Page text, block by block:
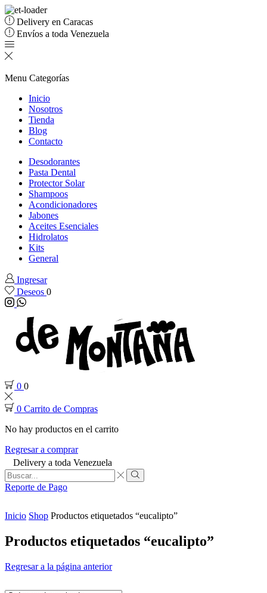
Delivery en Caracas
Envíos a toda Venezuela
Menu Categorías
Inicio
Nosotros
Tienda
Blog
Contacto
Desodorantes
Pasta Dental
Protector Solar
Shampoos
Acondicionadores
Jabones
Aceites Esenciales
Hidrolatos
Kits
General
Ingresar
Deseos 0
Instagram
Whatsapp
0 0
0 Carrito de Compras
No hay productos en el carrito
Regresar a comprar
Delivery a toda Venezuela
Search
input
Search
Reporte de Pago
Inicio Shop Productos etiquetados “eucalipto”
Productos etiquetados “eucalipto”
Regresar a la página anterior